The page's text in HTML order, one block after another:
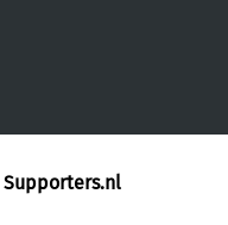
Supporters.nl